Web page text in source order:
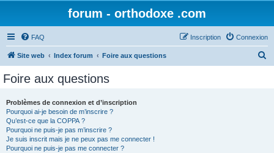
forum - orthodoxe .com
FAQ Connexion
Inscription
Site web Index forum Foire aux questions
Foire aux questions
Problèmes de connexion et d’inscription
Pourquoi ai-je besoin de m’inscrire ?
Qu’est-ce que la COPPA ?
Pourquoi ne puis-je pas m’inscrire ?
Je suis inscrit mais je ne peux pas me connecter !
Pourquoi ne puis-je pas me connecter ?